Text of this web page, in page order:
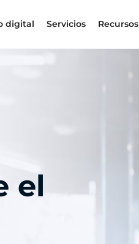
digital Servicios Recursos
el